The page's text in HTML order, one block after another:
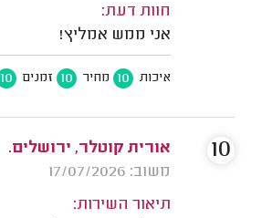
חוות דעת:
אני ממש אמליץ!
איכות 10 מחיר 10 זמנים 10
אורית קוטלר, ירושלים.
משוב: 17/07/2026
תיאור השירות:
10